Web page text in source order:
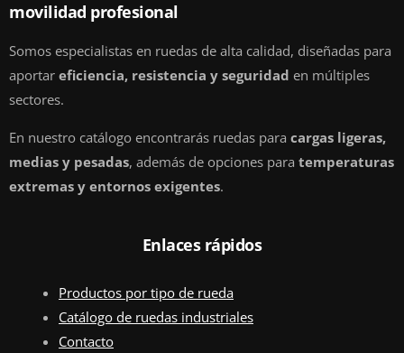
movilidad profesional
Somos especialistas en ruedas de alta calidad, diseñadas para
aportar eficiencia, resistencia y seguridad en múltiples
sectores.
En nuestro catálogo encontrarás ruedas para cargas ligeras,
medias y pesadas, además de opciones para temperaturas
extremas y entornos exigentes.
Enlaces rápidos
Productos por tipo de rueda
Catálogo de ruedas industriales
Contacto